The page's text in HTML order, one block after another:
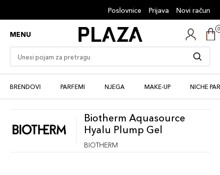
Poslovnice Prijava Novi račun
MENU
BRENDOVI PARFEMI NJEGA MAKE-UP NICHE
Biotherm Aquasource
Hyalu Plump Gel
BIOTHERM